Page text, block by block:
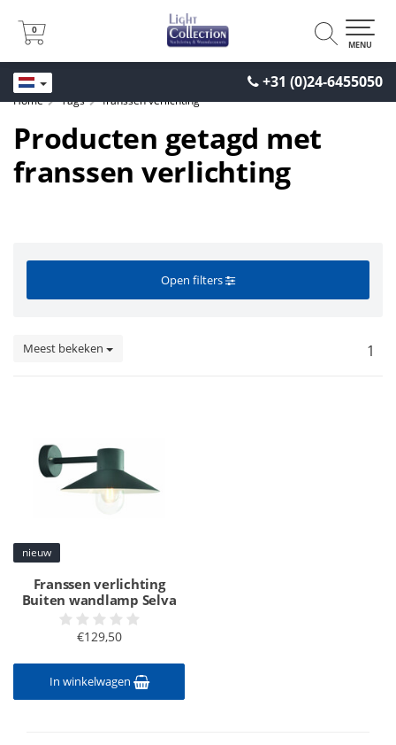
+31 (0)24-6455050
0
0
MENU
Home Tags franssen verlichting
Producten getagd met
franssen verlichting
Open filters
Meest bekeken 1
nieuw
Franssen verlichting
Buiten wandlamp Selva
€129,50
In winkelwagen